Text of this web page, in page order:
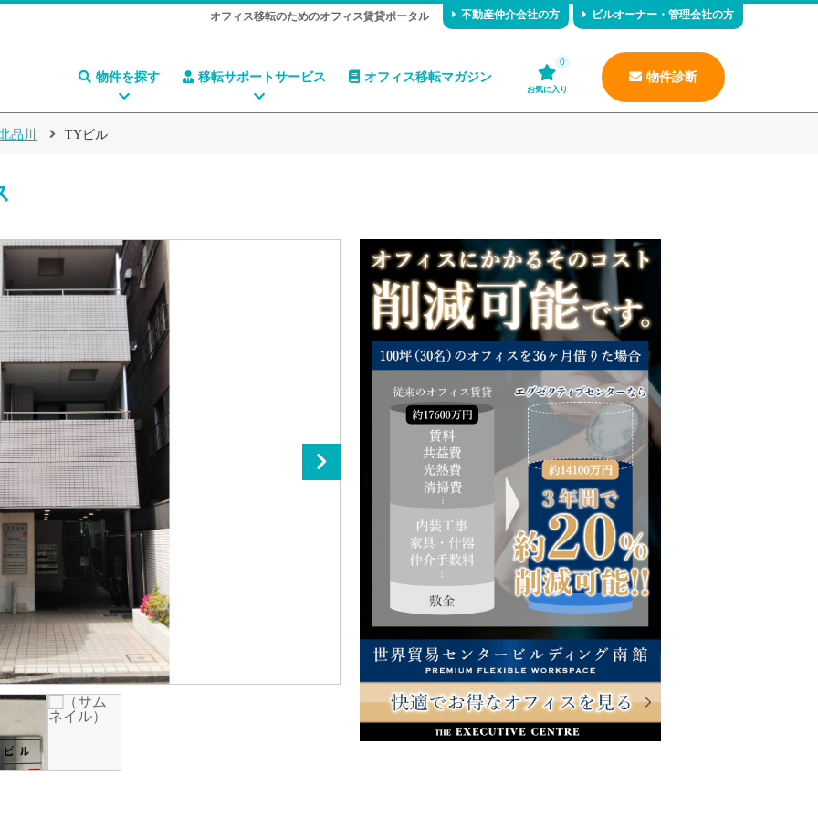
オフィス移転のためのオフィス賃貸ポータル 不動産仲介会社の方 ビルオーナー・管理会社の方
物件を探す 移転サポートサービス オフィス移転マガジン
0
お気に入り
物件診断
品川 TYビル